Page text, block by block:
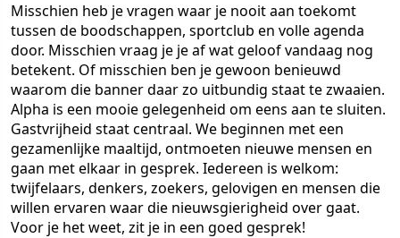
Misschien heb je vragen waar je nooit aan toekomt
tussen de boodschappen, sportclub en volle agenda
door. Misschien vraag je je af wat geloof vandaag nog
betekent. Of misschien ben je gewoon benieuwd
waarom die banner daar zo uitbundig staat te zwaaien.
Alpha is een mooie gelegenheid om eens aan te sluiten.
Gastvrijheid staat centraal. We beginnen met een
gezamenlijke maaltijd, ontmoeten nieuwe mensen en
gaan met elkaar in gesprek. Iedereen is welkom:
twijfelaars, denkers, zoekers, gelovigen en mensen die
willen ervaren waar die nieuwsgierigheid over gaat.
Voor je het weet, zit je in een goed gesprek!